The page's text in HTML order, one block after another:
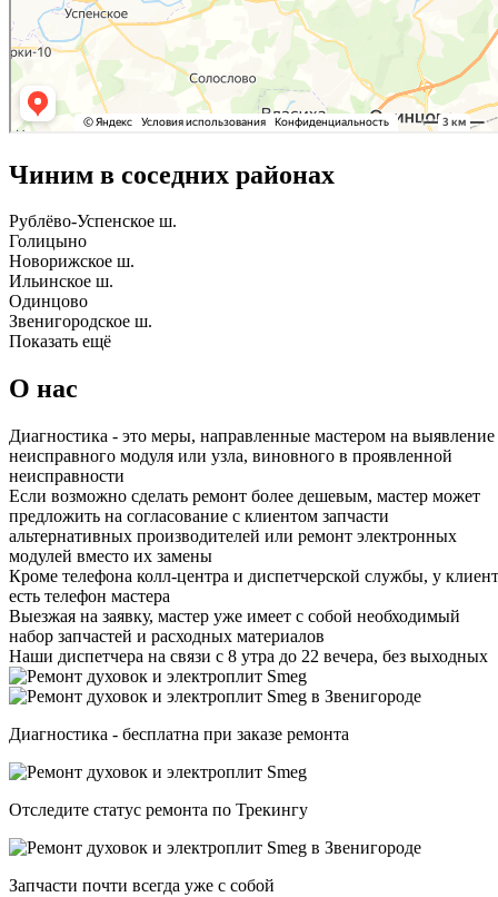
Чиним в соседних районах
Рублёво-Успенское ш.
Голицыно
Новорижское ш.
Ильинское ш.
Одинцово
Звенигородское ш.
Показать ещё
О нас
Диагностика - это меры, направленные мастером на выявление
неисправного модуля или узла, виновного в проявленной
неисправности
Если возможно сделать ремонт более дешевым, мастер может
предложить на согласование с клиентом запчасти
альтернативных производителей или ремонт электронных
модулей вместо их замены
Кроме телефона колл-центра и диспетчерской службы, у
есть телефон мастера
Выезжая на заявку, мастер уже имеет с собой необходимый
набор запчастей и расходных материалов
Наши диспетчера на связи с 8 утра до 22 вечера, без выходных
Диагностика - бесплатна при заказе ремонта
Отследите статус ремонта по Трекингу
Запчасти почти всегда уже с собой